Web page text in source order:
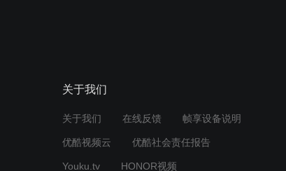
关于我们
关于我们 在线反馈 帧享设备说明
优酷视频云 优酷社会责任报告
Youku.tv HONOR视频